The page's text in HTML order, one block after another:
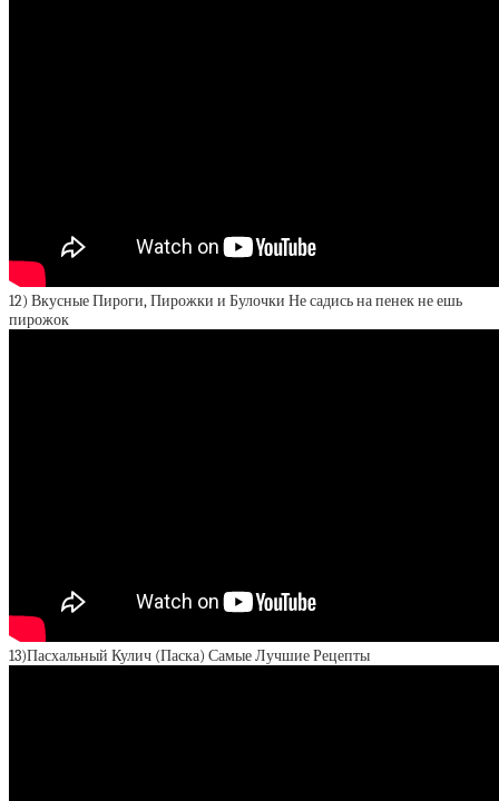
12) Вкусные Пироги, Пирожки и Булочки Не садись на пенек не ешь
пирожок
13)Пасхальный Кулич (Паска) Самые Лучшие Рецепты